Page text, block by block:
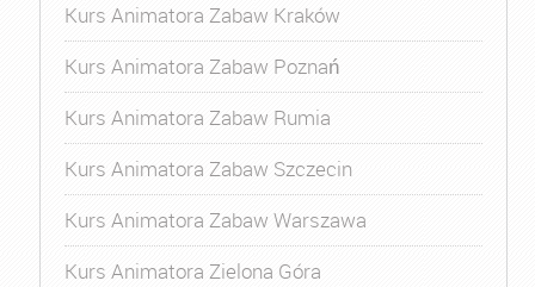
Kurs Animatora Zabaw Kraków
Kurs Animatora Zabaw Poznań
Kurs Animatora Zabaw Rumia
Kurs Animatora Zabaw Szczecin
Kurs Animatora Zabaw Warszawa
Kurs Animatora Zielona Góra